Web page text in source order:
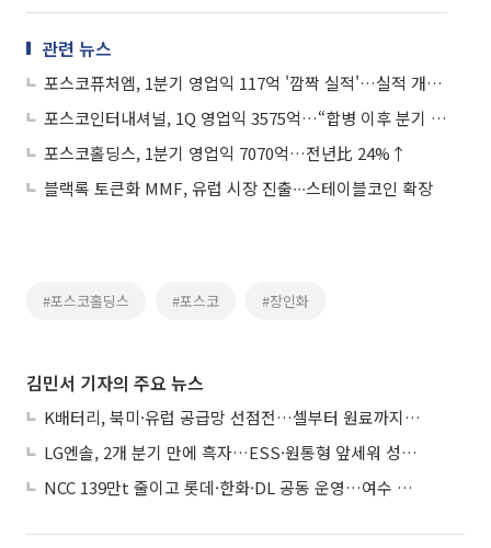
관련 뉴스
포스코퓨처엠, 1분기 영업익 117억 '깜짝 실적'…실적 개선 시동
포스코인터내셔널, 1Q 영업익 3575억…“합병 이후 분기 최대”
포스코홀딩스, 1분기 영업익 7070억…전년比 24%↑
블랙록 토큰화 MMF, 유럽 시장 진출∙∙∙스테이블코인 확장
#포스코홀딩스 #포스코 #장인화
김민서 기자의 주요 뉴스
K배터리, 북미·유럽 공급망 선점전…셀부터 원료까지 현지화
LG엔솔, 2개 분기 만에 흑자…ESS·원통형 앞세워 성장 가속
NCC 139만t 줄이고 롯데·한화·DL 공동 운영…여수 1호 본궤도